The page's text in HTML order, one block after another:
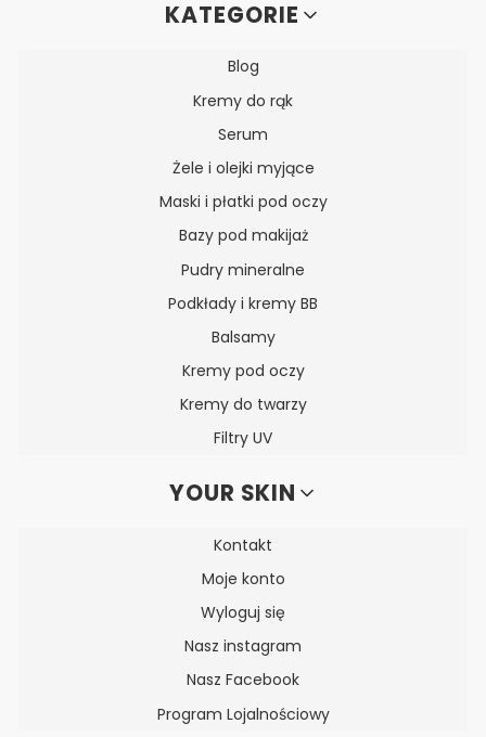
Linki w stopceKATEGORIE
Blog
Kremy do rąk
Serum
Żele i olejki myjące
Maski i płatki pod oczy
Bazy pod makijaż
Pudry mineralne
Podkłady i kremy BB
Balsamy
Kremy pod oczy
Kremy do twarzy
Filtry UV
YOUR SKIN
Kontakt
Moje konto
Wyloguj się
Nasz instagram
Nasz Facebook
Program Lojalnościowy